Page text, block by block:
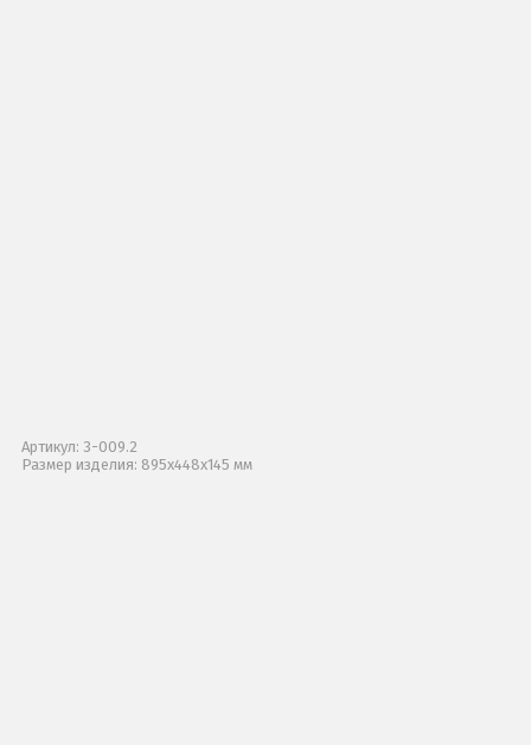
Артикул: 3-009.2
Размер изделия: 895x448x145 мм